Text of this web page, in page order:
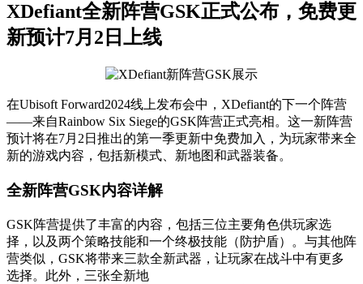
XDefiant全新阵营GSK正式公布，免费更
新预计7月2日上线
在Ubisoft Forward2024线上发布会中，XDefiant的下一个阵营
——来自Rainbow Six Siege的GSK阵营正式亮相。这一新阵营
预计将在7月2日推出的第一季更新中免费加入，为玩家带来全
新的游戏内容，包括新模式、新地图和武器装备。
全新阵营GSK内容详解
GSK阵营提供了丰富的内容，包括三位主要角色供玩家选
择，以及两个策略技能和一个终极技能（防护盾）。与其他阵
营类似，GSK将带来三款全新武器，让玩家在战斗中有更多
选择。此外，三张全新地